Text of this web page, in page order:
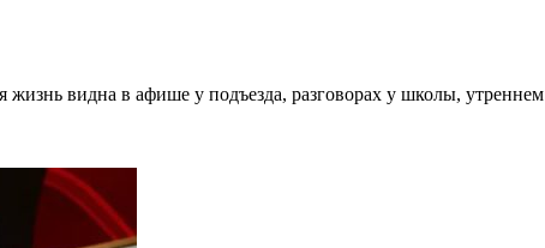
жизнь видна в афише у подъезда, разговорах у школы,